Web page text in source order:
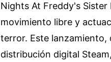
Nights At Freddy's
movimiento libre y
terror. Este lanzamiento,
distribución digital